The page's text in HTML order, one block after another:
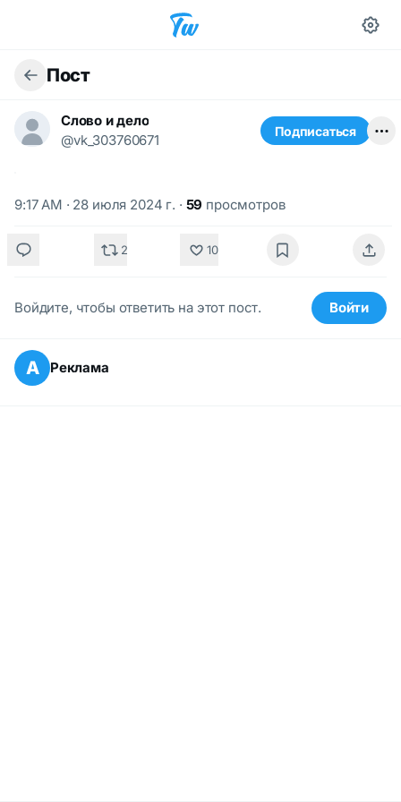
Пост
Слово и дело
@vk_303760671
Подписаться
9:17 AM · 28 июля 2024 г. · 59 просмотров
2 10
Войдите, чтобы ответить на этот пост. Войти
А Реклама